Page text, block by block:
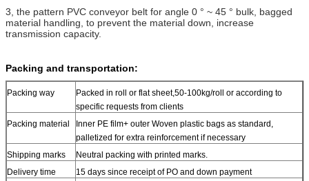
3, the pattern PVC conveyor belt for angle 0 ° ~ 45 ° bulk, bagged
material handling, to prevent the material down, increase
transmission capacity.
Packing and transportation:
Packing way
Packed in roll or flat sheet,50-100kg/roll or according to
specific requests from clients
Packing material
Inner PE film+ outer Woven plastic bags as standard,
palletized for extra reinforcement if necessary
Shipping marks
Neutral packing with printed marks.
Delivery time
15 days since receipt of PO and down payment